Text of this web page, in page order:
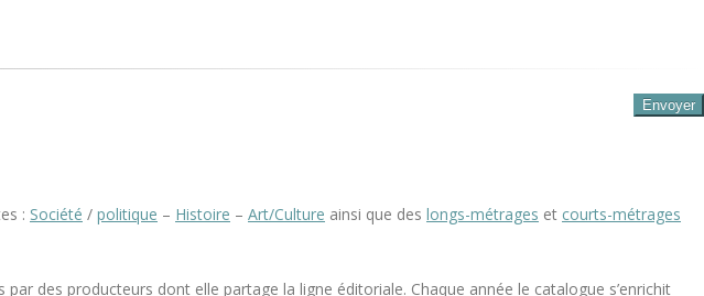
: Société / politique – Histoire – Art/Culture ainsi que des longs-métrages et courts-métrages
des producteurs dont elle partage la ligne éditoriale. Chaque année le catalogue s’enrichit